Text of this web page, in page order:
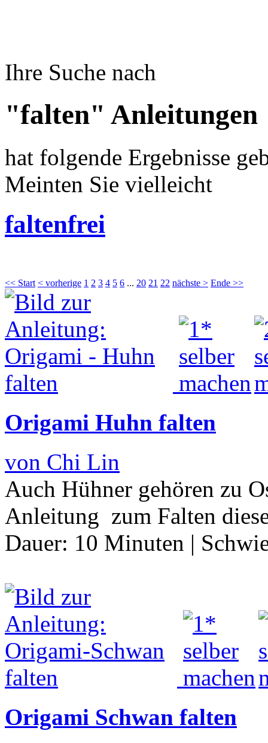
Ihre Suche nach
"falten" Anleitungen
hat folgende Ergebnisse
Meinten Sie vielleicht
faltenfrei
<< Start < vorherige 1 2 3 4 5 6 ... 20 21 22 nächste > Ende >>
Origami Huhn falten
von Chi Lin
Auch Hühner gehören zu
Anleitung zum Falten
Dauer: 10 Minuten |
Origami Schwan falten